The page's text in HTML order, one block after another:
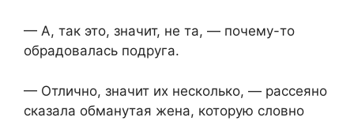
— А, так это, значит, не та, — почему-то
обрадовалась подруга.
— Отлично, значит их несколько, — рассеяно
сказала обманутая жена, которую словно